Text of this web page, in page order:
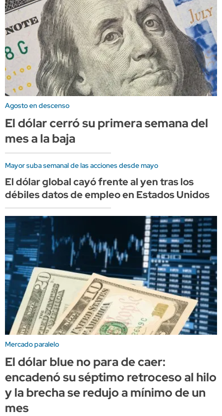
Agosto en descenso
El dólar cerró su primera semana del
mes a la baja
Mayor suba semanal de las acciones desde mayo
El dólar global cayó frente al yen tras los
débiles datos de empleo en Estados Unidos
Mercado paralelo
El dólar blue no para de caer:
encadenó su séptimo retroceso al hilo
y la brecha se redujo a mínimo de un
mes